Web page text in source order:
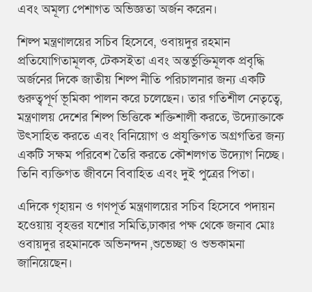
এবং অমূল্য পেশাগত অভিজ্ঞতা অর্জন করেন।
শিল্প মন্ত্রণালয়ের সচিব হিসেবে, ওবায়দুর রহমান
প্রতিযোগিতামূলক, টেকসইতা এবং অন্তর্ভুক্তিমূলক প্রবৃদ্ধি
অর্জনের দিকে জাতীয় শিল্প নীতি পরিচালনার জন্য একটি
গুরুত্বপূর্ণ ভূমিকা পালন করে চলেছেন। তার গতিশীল নেতৃত্বে,
মন্ত্রণালয় দেশের শিল্প ভিত্তিকে শক্তিশালী করতে, উদ্যোক্তাকে
উৎসাহিত করতে এবং বিনিয়োগ ও প্রযুক্তিগত অগ্রগতির জন্য
একটি সক্ষম পরিবেশ তৈরি করতে কৌশলগত উদ্যোগ নিচ্ছে।
তিনি ব্যক্তিগত জীবনে বিবাহিত এবং দুই পুত্রের পিতা।
এদিকে গৃহায়ন ও গণপূর্ত মন্ত্রণালয়ের সচিব হিসেবে পদায়ন
হওেয়ায় বৃহত্তর যশোর সমিতি,ঢাকার পক্ষ থেকে জনাব মোঃ
ওবায়দুর রহমানকে অভিনন্দন ,শুভেচ্ছা ও শুভকামনা
জানিয়েছেন।